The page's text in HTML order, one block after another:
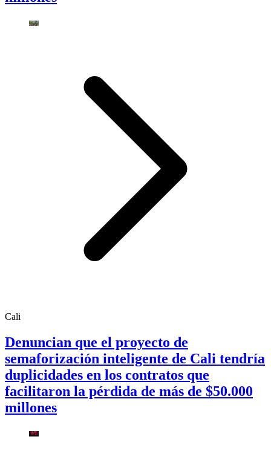
Cali
Denuncian que el proyecto de
semaforización inteligente de Cali tendría
duplicidades en los contratos que
facilitaron la pérdida de más de $50.000
millones